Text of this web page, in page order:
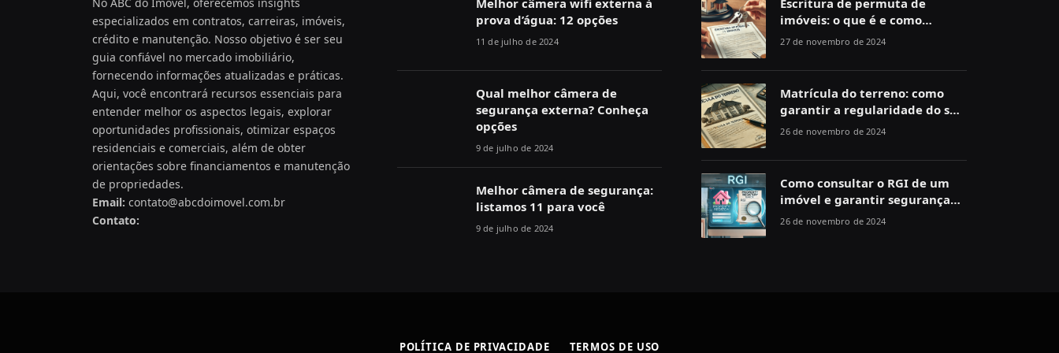
especializados em contratos, carreiras, imóveis,
crédito e manutenção. Nosso objetivo é ser seu
guia confiável no mercado imobiliário,
fornecendo informações atualizadas e práticas.
Aqui, você encontrará recursos essenciais para
entender melhor os aspectos legais, explorar
oportunidades profissionais, otimizar espaços
residenciais e comerciais, além de obter
orientações sobre financiamentos e manutenção
de propriedades.
Email: contato@abcdoimovel.com.br
Contato:
Melhor câmera wifi externa à
prova d’água: 12 opções
11 de julho de 2024
Qual melhor câmera de
segurança externa? Conheça
opções
9 de julho de 2024
Melhor câmera de segurança:
listamos 11 para você
9 de julho de 2024
Escritura de permuta de
imóveis: o que é e como
funciona
27 de novembro de 2024
Matrícula do terreno: como
garantir a regularidade do seu
imóvel
26 de novembro de 2024
Como consultar o RGI de um
imóvel e garantir segurança
jurídica
26 de novembro de 2024
POLÍTICA DE PRIVACIDADE TERMOS DE USO